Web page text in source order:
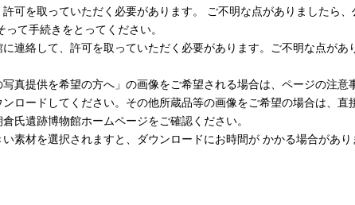
可を取っていただく必要があります。 ご不明な点がありましたら
て手続きをとってください。
連絡して、許可を取っていただく必要があります。ご不明な点が
真提供を希望の方へ」の画像をご希望される場合は、ページの注
ロードしてください。その他所蔵品等の画像をご希望の場合は、
氏遺跡博物館ホームページをご確認ください。
素材を選択されますと、ダウンロードにお時間が かかる場合があり